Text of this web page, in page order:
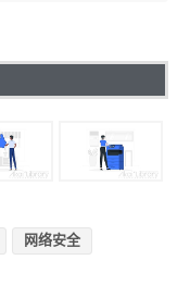
网络安全